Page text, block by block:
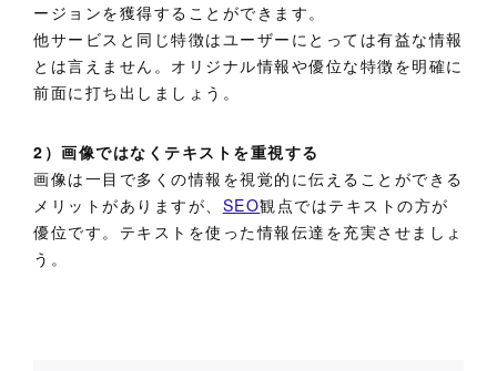
ージョンを獲得することができます。
他サービスと同じ特徴はユーザーにとっては有益な情報
とは言えません。オリジナル情報や優位な特徴を明確に
前面に打ち出しましょう。
2）画像ではなくテキストを重視する
画像は一目で多くの情報を視覚的に伝えることができる
メリットがありますが、 SEO観点ではテキストの方が
優位です。テキストを使った情報伝達を充実させましょ
う。